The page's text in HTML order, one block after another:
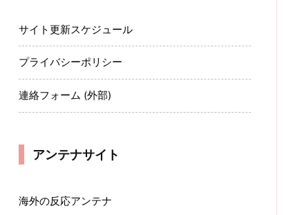
サイト更新スケジュール
プライバシーポリシー
連絡フォーム (外部)
アンテナサイト
海外の反応アンテナ